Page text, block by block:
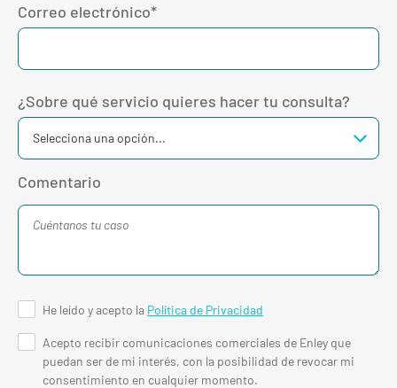
Correo electrónico*
¿Sobre qué servicio quieres hacer tu consulta?
Comentario
He leído y acepto la Política de Privacidad
Acepto recibir comunicaciones comerciales de Enley que
puedan ser de mi interés, con la posibilidad de revocar mi
consentimiento en cualquier momento.